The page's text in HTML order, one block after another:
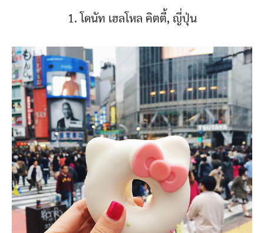
1. โดนัท เฮลโหล คิตตี้, ญี่ปุ่น